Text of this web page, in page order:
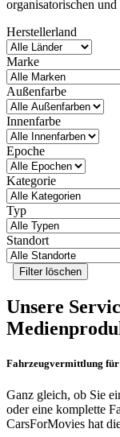
organisatorischen
Herstellerland
Marke
Außenfarbe
Innenfarbe
Epoche
Kategorie
Typ
Standort
Unsere
Fahrzeugvermittlung
Ganz gleich, ob Sie
oder eine komplette
CarsForMovies hat